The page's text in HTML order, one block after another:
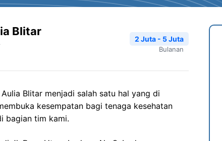
Blitar
2 Juta - 5 Juta
Bulanan
Blitar menjadi salah satu hal yang di
kesempatan bagi tenaga kesehatan
bagian tim kami.